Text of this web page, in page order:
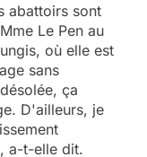
abattoirs sont
Le Pen au
où elle est
sans
ça
D'ailleurs, je
a-t-elle dit.